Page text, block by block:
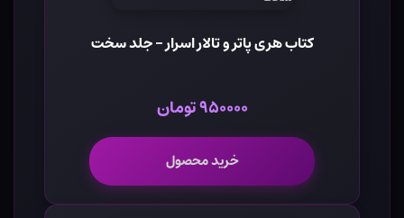
کتاب هری پاتر و تالار اسرار - جلد سخت
۹۵۰۰۰۰ تومان
خرید محصول